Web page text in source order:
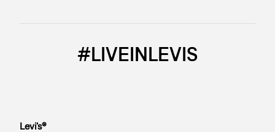
#LIVEINLEVIS
Levi’s®